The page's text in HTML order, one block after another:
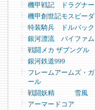
機甲戦記 ドラグナー
機甲創世記モスピーダ
特装騎兵 ドルバック
銀河漂流 バイファム
戦闘メカ ザブングル
銀河鉄道999
フレームアームズ・ガ
ール
戦闘妖精 雪風
アーマードコア